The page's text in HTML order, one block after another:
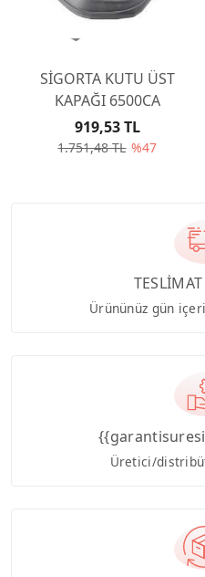
SİGORTA KUTU ÜST
KAPAĞI 6500CA
1.751,48 TL %47
919,53 TL
Ürününüz gün
Üretici/